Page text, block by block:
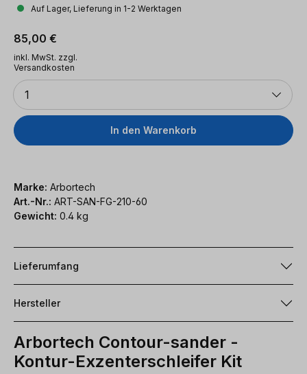
Auf Lager, Lieferung in 1-2 Werktagen
Regulärer Preis:
85,00 €
inkl. MwSt. zzgl.
Versandkosten
Anzahl
1
In den Warenkorb
Marke: Arbortech
Art.-Nr.: ART-SAN-FG-210-60
Gewicht: 0.4 kg
Lieferumfang
Hersteller
Arbortech Contour-sander -
Kontur-Exzenterschleifer Kit